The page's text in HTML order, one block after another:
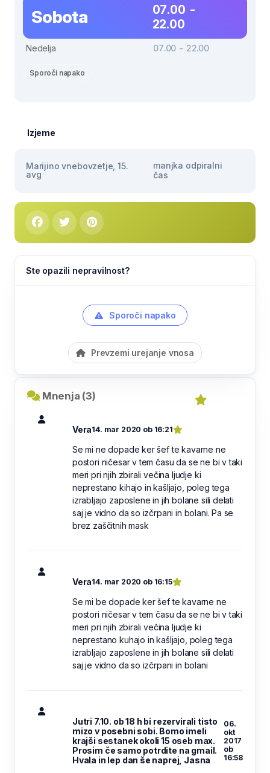
Sobota
07.00 -
22.00
Nedelja 07.00 - 22.00
Sporoči napako
Izjeme
Marijino vnebovzetje, 15.
avg
manjka odpiralni
čas
Ste opazili nepravilnost?
Sporoči napako
Prevzemi urejanje vnosa
Mnenja (3)
Vera14. mar 2020 ob 16:21
Se mi ne dopade ker šef te kavarne ne
postori ničesar v tem času da se ne bi v taki
meri pri njih zbirali večina ljudje ki
neprestano kihajo in kašljajo, poleg tega
izrabljajo zaposlene in jih bolane sili delati
saj je vidno da so izčrpani in bolani. Pa se
brez zaščitnih mask
Vera14. mar 2020 ob 16:15
Se mi be dopade ker šef te kavarne ne
postori ničesar v tem času da se ne bi v taki
meri pri njih zbirali večina ljudje ki
neprestano kuhajo in kašljajo, poleg tega
izrabljajo zaposlene in jih bolane sili delati
saj je vidno da so izčrpani in bolani
Jutri 7.10. ob 18 h bi rezervirali tisto
mizo v posebni sobi. Bomo imeli
krajši sestanek okoli 15 oseb max.
Prosim če samo potrdite na gmail.
Hvala in lep dan še naprej, Jasna
06.
okt
2017
ob
16:58